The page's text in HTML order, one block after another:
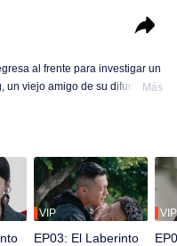
al frente para investigar un
viejo amigo de su difunto Más
VIP
EP03: El Laberinto
VIP